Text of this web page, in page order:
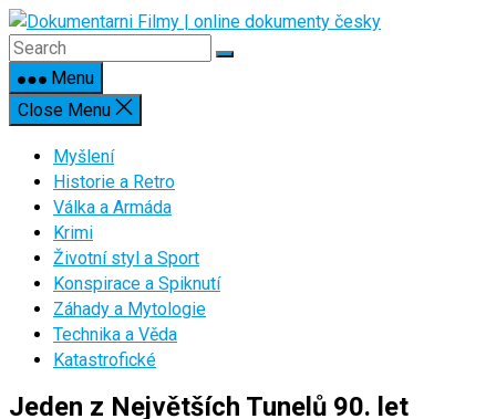
Skip
to
contentMenu
Close Menu
Myšlení
Historie a Retro
Válka a Armáda
Krimi
Životní styl a Sport
Konspirace a Spiknutí
Záhady a Mytologie
Technika a Věda
Katastrofické
Jeden z Největších Tunelů 90. let